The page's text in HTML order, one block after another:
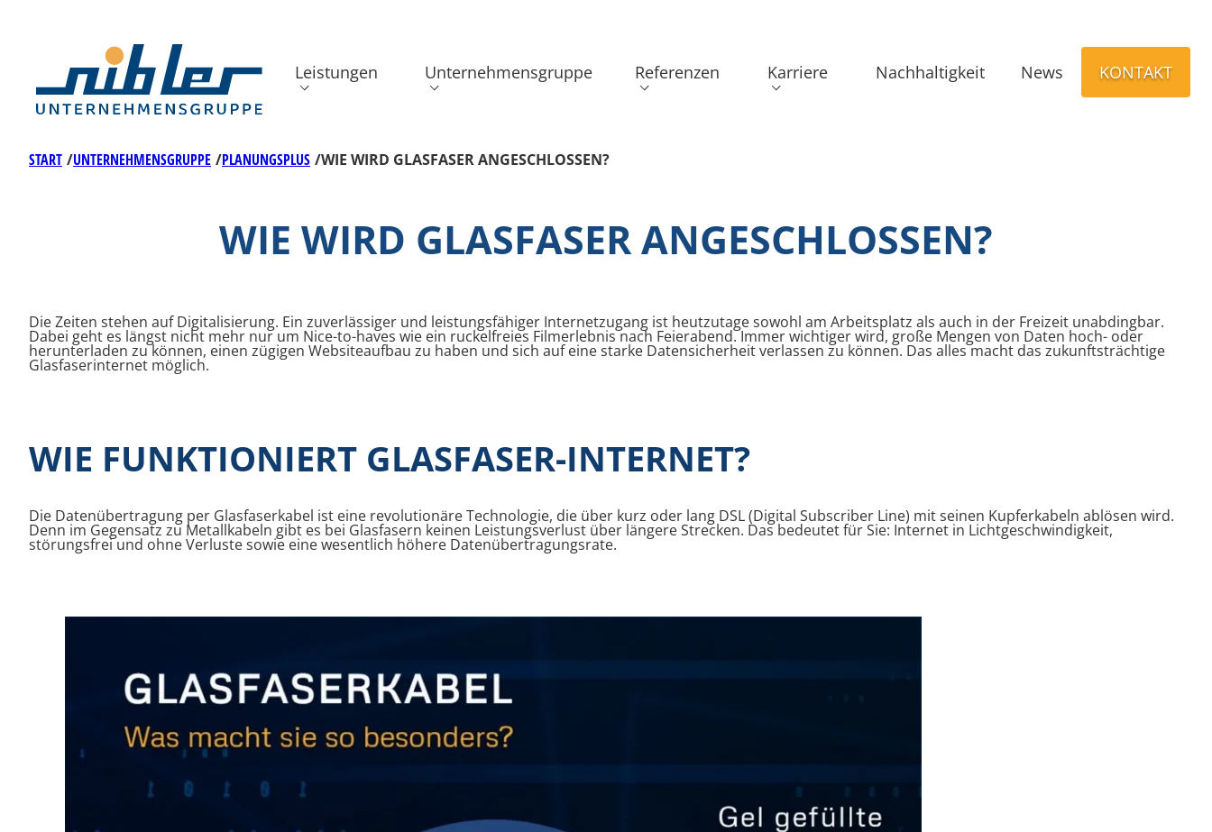
Leistungen Unternehmensgruppe Referenzen Karriere Nachhaltigkeit News KONTAKT
START /UNTERNEHMENSGRUPPE /PLANUNGSPLUS /WIE WIRD GLASFASER ANGESCHLOSSEN?
WIE WIRD GLASFASER ANGESCHLOSSEN?
Die Zeiten stehen auf Digitalisierung. Ein zuverlässiger und leistungsfähiger Internetzugang ist heutzutage sowohl am Arbeitsplatz als auch in der Freizeit unabdingbar.
Dabei geht es längst nicht mehr nur um Nice-to-haves wie ein ruckelfreies Filmerlebnis nach Feierabend. Immer wichtiger wird, große Mengen von Daten hoch- oder
herunterladen zu können, einen zügigen Websiteaufbau zu haben und sich auf eine starke Datensicherheit verlassen zu können. Das alles macht das zukunftsträchtige
Glasfaserinternet möglich.
WIE FUNKTIONIERT GLASFASER-INTERNET?
Die Datenübertragung per Glasfaserkabel ist eine revolutionäre Technologie, die über kurz oder lang DSL (Digital Subscriber Line) mit seinen Kupferkabeln ablösen wird.
Denn im Gegensatz zu Metallkabeln gibt es bei Glasfasern keinen Leistungsverlust über längere Strecken. Das bedeutet für Sie: Internet in Lichtgeschwindigkeit,
störungsfrei und ohne Verluste sowie eine wesentlich höhere Datenübertragungsrate.